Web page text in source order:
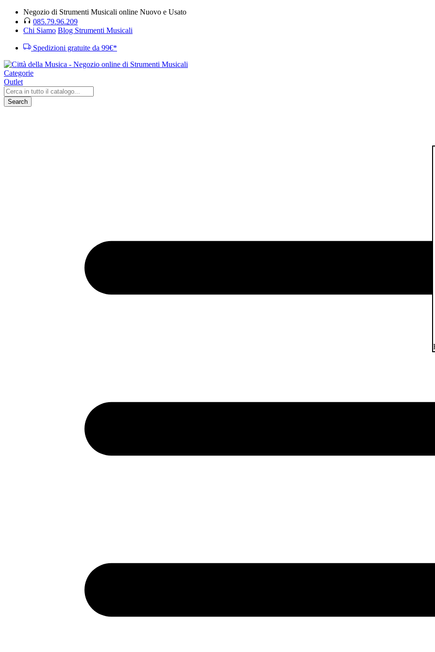
Negozio di Strumenti Musicali online Nuovo e Usato
085.79.96.209
Chi Siamo Blog Strumenti Musicali
Spedizioni gratuite da 99€*
Categorie
Outlet
Search